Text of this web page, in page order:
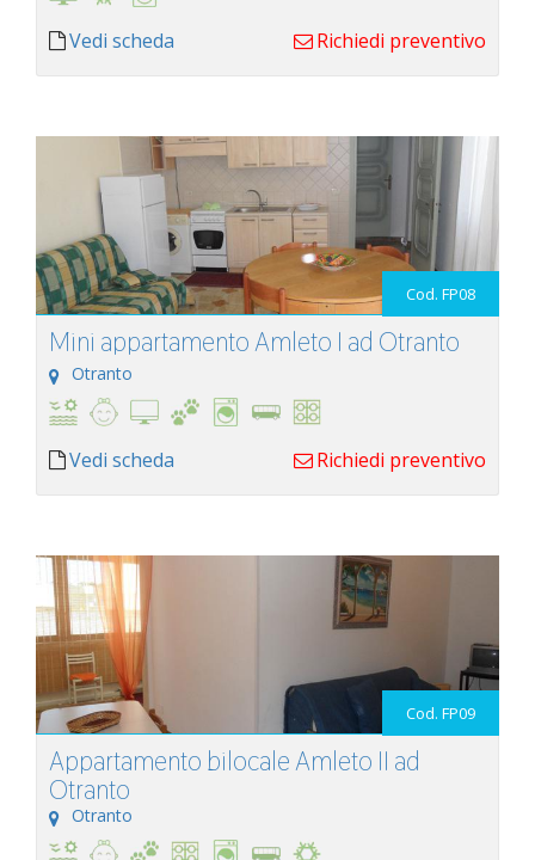
Vedi scheda Richiedi preventivo
Cod. FP08
Mini appartamento Amleto I ad Otranto
Otranto
Vedi scheda Richiedi preventivo
Cod. FP09
Appartamento bilocale Amleto II ad
Otranto
Otranto